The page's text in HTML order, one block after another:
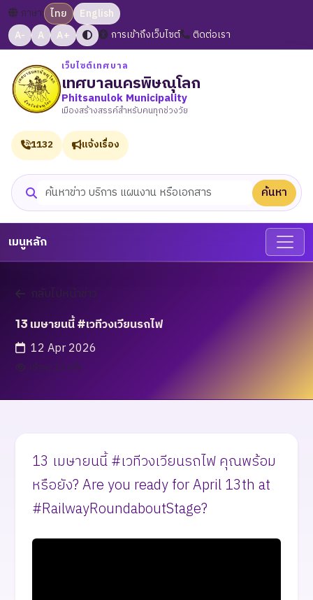
ภาษา: ไทย
English
A-
A A+ การเข้าถึงเว็บไซต์ ติดต่อเรา
เว็บไซต์เทศบาล
เทศบาลนครพิษณุโลก
Phitsanulok Municipality
เมืองสร้างสรรค์สำหรับคนทุกช่วงวัย
ค้นหาเว็บไซต์ ค้นหา
1132 แจ้งเรื่อง
เมนูหลัก
กลับไปหน้าข่าว
13 เมษายนนี้ #เวทีวงเวียนรถไฟ
12 Apr 2026
เข้าชม 12 ครั้ง
13 เมษายนนี้ #เวทีวงเวียนรถไฟ คุณพร้อม
หรือยัง? Are you ready for April 13th at
#RailwayRoundaboutStage?